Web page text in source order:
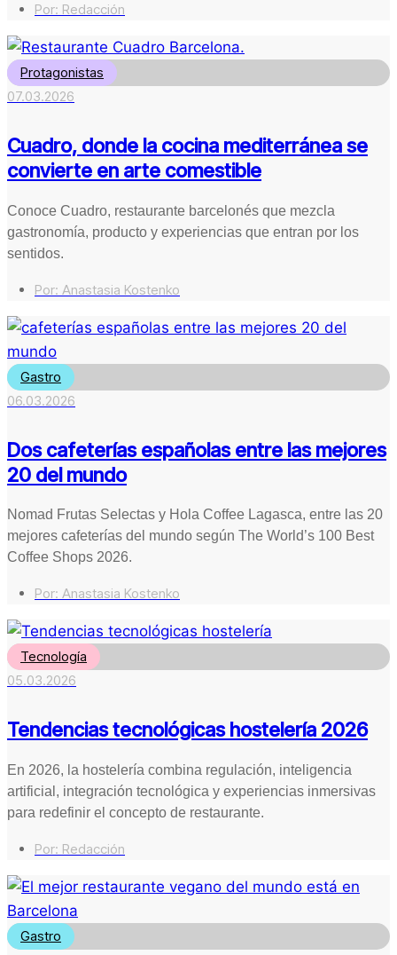
Por: Redacción
Protagonistas
07.03.2026
Cuadro, donde la cocina mediterránea se
convierte en arte comestible
Conoce Cuadro, restaurante barcelonés que mezcla
gastronomía, producto y experiencias que entran por los
sentidos.
Por: Anastasia Kostenko
Gastro
06.03.2026
Dos cafeterías españolas entre las mejores
20 del mundo
Nomad Frutas Selectas y Hola Coffee Lagasca, entre las 20
mejores cafeterías del mundo según The World’s 100 Best
Coffee Shops 2026.
Por: Anastasia Kostenko
Tecnología
05.03.2026
Tendencias tecnológicas hostelería 2026
En 2026, la hostelería combina regulación, inteligencia
artificial, integración tecnológica y experiencias inmersivas
para redefinir el concepto de restaurante.
Por: Redacción
Gastro